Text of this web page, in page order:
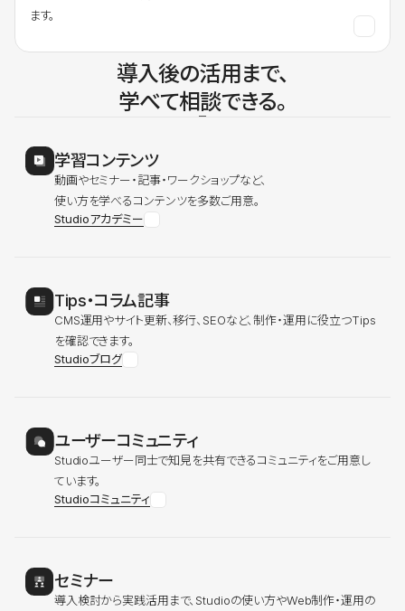
ます。
導入後の活用まで、
学べて相談できる。
学習コンテンツ
動画やセミナー・記事・ワークショップなど、
使い方を学べるコンテンツを多数ご用意。
Studioアカデミー
Tips・コラム記事
CMS運用やサイト更新、移行、SEOなど、制作・運用に役立つTips
を確認できます。
Studioブログ
ユーザーコミュニティ
Studioユーザー同士で知見を共有できるコミュニティをご用意し
ています。
Studioコミュニティ
セミナー
導入検討から実践活用まで、Studioの使い方やWeb制作・運用の